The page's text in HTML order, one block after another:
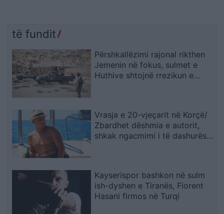
të fundit
Përshkallëzimi rajonal rikthen
Jemenin në fokus, sulmet e
Huthive shtojnë rrezikun e
Vrasja e 20-vjeçarit në Korçë/
Zbardhet dëshmia e autorit,
shkak ngacmimi i të dashurës
Kayserispor bashkon në sulm
ish-dyshen e Tiranës, Florent
Hasani firmos në Turqi